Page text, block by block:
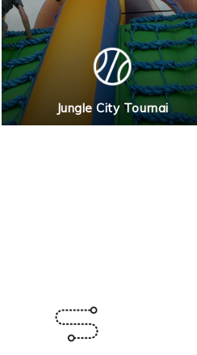
Jungle City Tournai